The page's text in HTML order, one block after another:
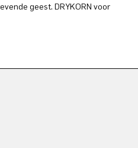
geest. DRYKORN voor